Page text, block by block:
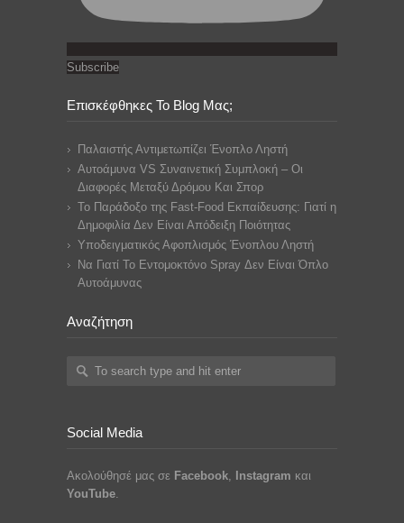
Subscribe
Επισκέφθηκες Το Blog Μας;
Παλαιστής Αντιμετωπίζει Ένοπλο Ληστή
Αυτοάμυνα VS Συναινετική Συμπλοκή – Οι
Διαφορές Μεταξύ Δρόμου Και Σπορ
Το Παράδοξο της Fast-Food Εκπαίδευσης: Γιατί η
Δημοφιλία Δεν Είναι Απόδειξη Ποιότητας
Υποδειγματικός Αφοπλισμός Ένοπλου Ληστή
Να Γιατί Το Εντομοκτόνο Spray Δεν Είναι Όπλο
Αυτοάμυνας
Αναζήτηση
Social Media
Ακολούθησέ μας σε Facebook Instagram και
YouTube